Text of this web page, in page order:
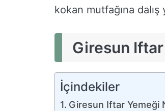
kokan mutfağına dalış
Giresun
İçindekiler
Giresun Iftar Yemeği